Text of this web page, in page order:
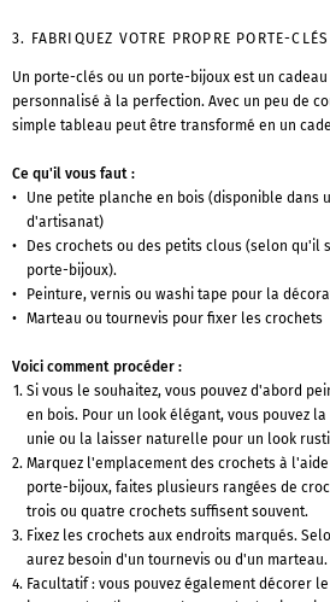
3. FABRIQUEZ VOTRE PROPRE PORTE-
Un porte-clés ou un porte-bijoux est un
personnalisé à la perfection. Avec un peu de
simple tableau peut être transformé en un
Ce qu'il vous faut :
Une petite planche en bois (disponible dans
d'artisanat)
Des crochets ou des petits clous (selon qu'il
porte-bijoux).
Peinture, vernis ou washi tape pour la
Marteau ou tournevis pour fixer les crochets
Voici comment procéder :
Si vous le souhaitez, vous pouvez d'abord
en bois. Pour un look élégant, vous pouvez
unie ou la laisser naturelle pour un look
Marquez l'emplacement des crochets à
porte-bijoux, faites plusieurs rangées de
trois ou quatre crochets suffisent souvent.
Fixez les crochets aux endroits marqués.
aurez besoin d'un tournevis ou d'un marteau.
Facultatif : vous pouvez également décorer